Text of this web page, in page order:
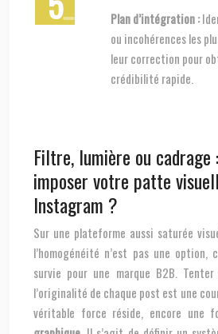
Plan d’intégration :
ou incohérences les
leur correction pour
crédibilité rapide.
Filtre, lumière ou cadrage
imposer votre patte
Instagram ?
Sur une plateforme aussi saturée
l’homogénéité n’est pas une option,
survie pour une marque B2B.
l’originalité de chaque post est une
véritable force réside, encore une